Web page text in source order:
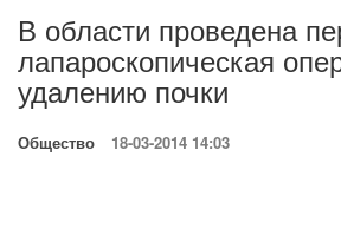
В области проведена
лапароскопическая
удалению почки
Общество 18-03-2014 14:03